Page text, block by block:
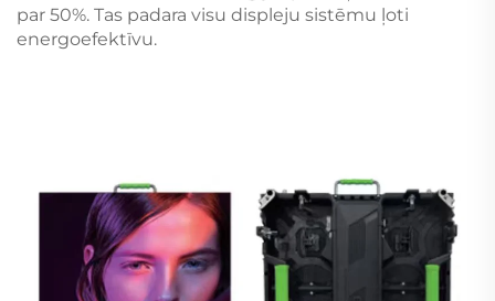
par 50%. Tas padara visu displeju sistēmu ļoti
energoefektīvu.